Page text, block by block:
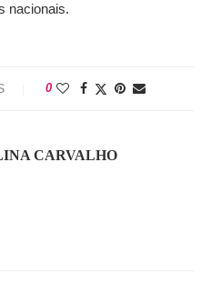
nacionais.
0
CARVALHO